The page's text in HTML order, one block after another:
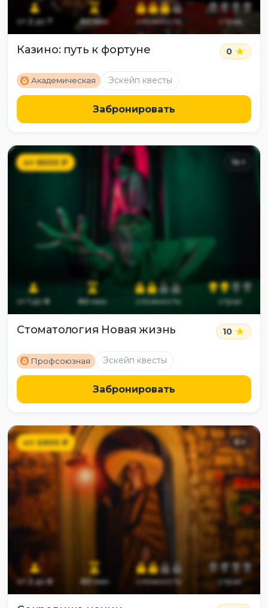
от 2до 7 60мин сложность страх
Казино: путь к фортуне 0
M Академическая Эскейп квесты
Забронировать
от6500₽ 14+
от до8 60мин сложность страх
Стоматология Новая жизнь 10
M Профсоюзная Эскейп квесты
Забронировать
от4900₽ 6+
от 2до6 60мин сложность страх